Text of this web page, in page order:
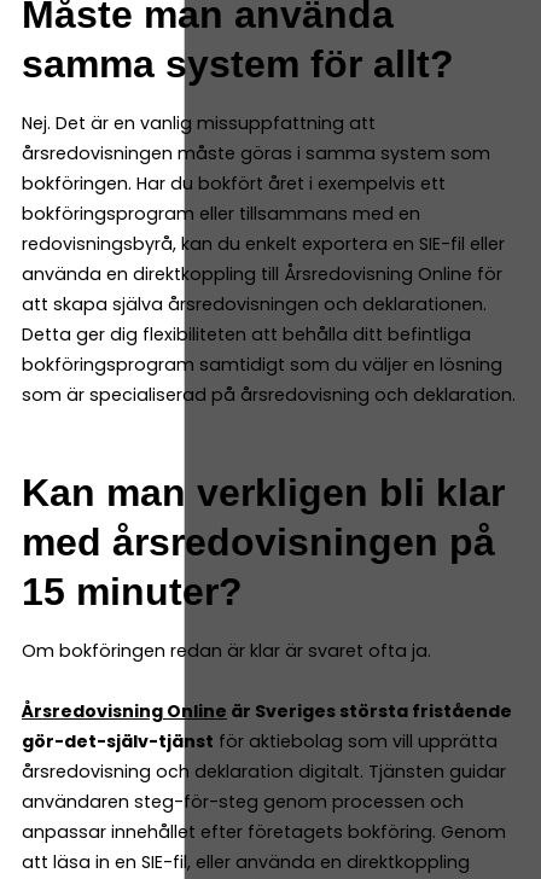
Måste man använda
samma system för allt?
Nej. Det är en vanlig missuppfattning att
årsredovisningen måste göras i samma system som
bokföringen. Har du bokfört året i exempelvis ett
bokföringsprogram eller tillsammans med en
redovisningsbyrå, kan du enkelt exportera en SIE-fil eller
använda en direktkoppling till Årsredovisning Online för
att skapa själva årsredovisningen och deklarationen.
Detta ger dig flexibiliteten att behålla ditt befintliga
bokföringsprogram samtidigt som du väljer en lösning
som är specialiserad på årsredovisning och deklaration.
Kan man verkligen bli klar
med årsredovisningen på
15 minuter?
Om bokföringen redan är klar är svaret ofta ja.
Årsredovisning Online är Sveriges största fristående
gör-det-själv-tjänst för aktiebolag som vill upprätta
årsredovisning och deklaration digitalt. Tjänsten guidar
användaren steg-för-steg genom processen och
anpassar innehållet efter företagets bokföring. Genom
att läsa in en SIE-fil, eller använda en direktkoppling